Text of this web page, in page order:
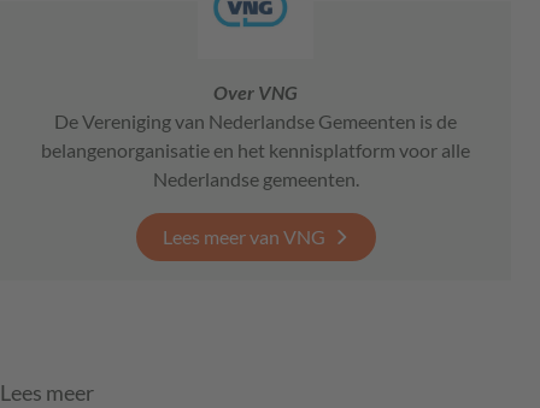
Over VNG
De Vereniging van Nederlandse Gemeenten is de
belangenorganisatie en het kennisplatform voor alle
Nederlandse gemeenten.
Lees meer van VNG
Lees meer